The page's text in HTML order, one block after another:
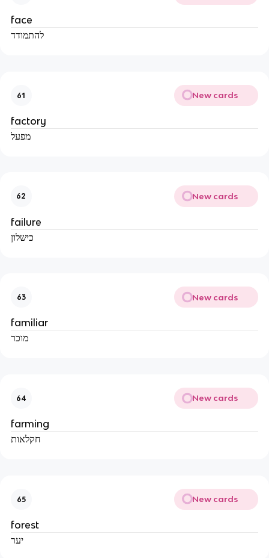
face
להתמודד
61 New cards
factory
מפעל
62 New cards
failure
כישלון
63 New cards
familiar
מוכר
64 New cards
farming
חקלאות
65 New cards
forest
יער